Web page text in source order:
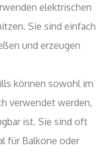
elektrischen
Sie sind einfach
und erzeugen
können sowohl im
verwendet werden,
ist. Sie sind oft
für Balkone oder